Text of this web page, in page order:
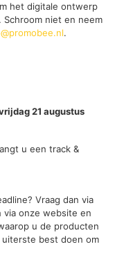
het digitale ontwerp
niet en neem
.
21 augustus
u een track &
Vraag dan via
onze website en
u de producten
best doen om